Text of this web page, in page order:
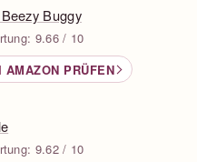
Buggy
9.66 / 10
AMAZON PRÜFEN
9.62 / 10